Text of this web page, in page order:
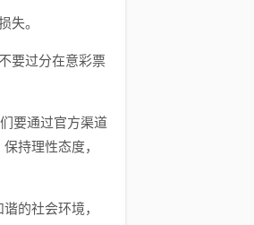
失。
要过分在意彩票
要通过官方渠道
持理性态度，
的社会环境，